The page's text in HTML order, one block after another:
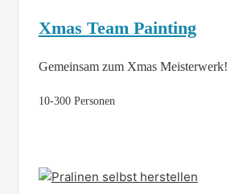
Xmas Team Painting
Gemeinsam zum Xmas Meisterwerk!
10-300 Personen